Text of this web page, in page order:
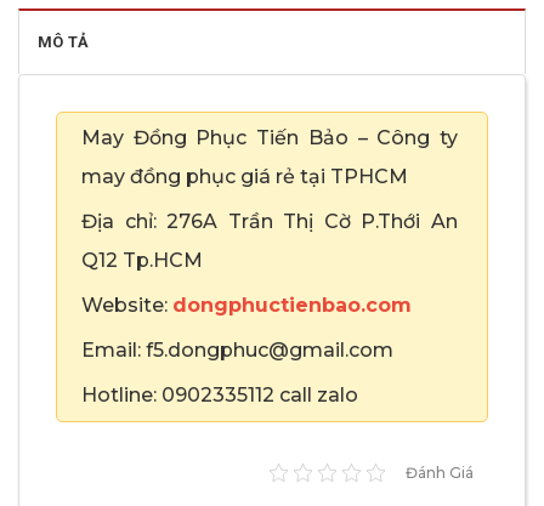
MÔ TẢ
May Đồng Phục Tiến Bảo – Công ty
may đồng phục giá rẻ tại TPHCM
Địa chỉ: 276A Trần Thị Cờ P.Thới An
Q12 Tp.HCM
Website: dongphuctienbao.com
Email: f5.dongphuc@gmail.com
Hotline: 0902335112 call zalo
Đánh Giá